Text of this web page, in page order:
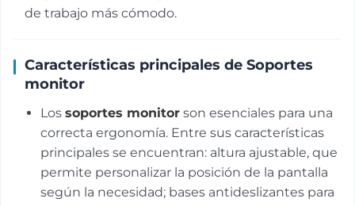
de trabajo más cómodo.
Características principales de Soportes
monitor
Los soportes monitor son esenciales para una
correcta ergonomía. Entre sus características
principales se encuentran: altura ajustable, que
permite personalizar la posición de la pantalla
según la necesidad; bases antideslizantes para